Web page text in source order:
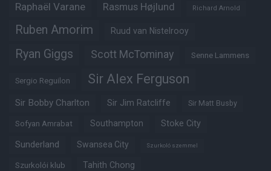
Raphaël Varane Rasmus Højlund Richard Arnold
Ruben Amorim Ruud van Nistelrooy
Ryan Giggs Scott McTominay Senne Lammens
Sergio Reguilon Sir Alex Ferguson
Sir Bobby Charlton Sir Jim Ratcliffe Sir Matt Busby
Sofyan Amrabat Southampton Stoke City
Sunderland Swansea City Szurkoló szemmel
Szurkolói klub Tahith Chong